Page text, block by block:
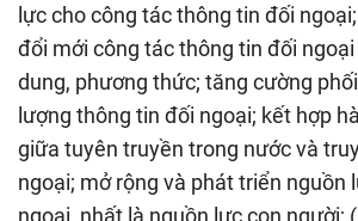
lực cho công tác thông tin đối
đổi mới công tác thông tin đối ngoại
dung, phương thức; tăng cường
lượng thông tin đối ngoại; kết hợp
giữa tuyên truyền trong nước và
ngoại; mở rộng và phát triển nguồn
ngoại, nhất là nguồn lực con người;